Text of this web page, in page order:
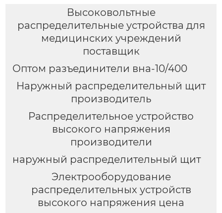
Высоковольтные
распределительные устройства для
медицинских учреждений
поставщик
Оптом разъединители вна-10/400
Наружный распределительный щит
производитель
Распределительное устройство
высокого напряжения
производители
наружный распределительный щит
Электрооборудование
распределительных устройств
высокого напряжения цена